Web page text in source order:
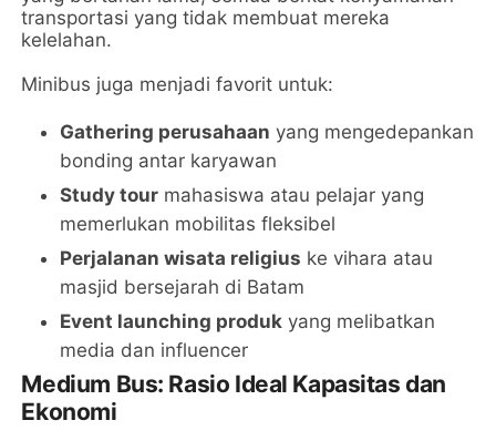
transportasi yang tidak membuat mereka
kelelahan.
Minibus juga menjadi favorit untuk:
Gathering perusahaan yang mengedepankan
bonding antar karyawan
Study tour mahasiswa atau pelajar yang
memerlukan mobilitas fleksibel
Perjalanan wisata religius ke vihara atau
masjid bersejarah di Batam
Event launching produk yang melibatkan
media dan influencer
Medium Bus: Rasio Ideal Kapasitas dan
Ekonomi